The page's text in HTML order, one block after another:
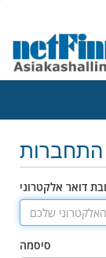
התחברות
דואר אלקטרוני
סיסמה